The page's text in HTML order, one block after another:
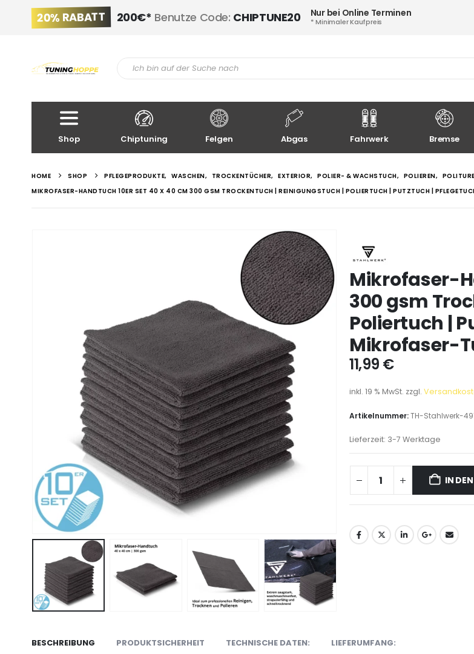
20% RABATT 200€* Benutze Code: CHIPTUNE20 Nur bei Online Terminen
* Minimaler Kaufpreis
Shop Chiptuning Felgen Abgas Fahrwerk Bremse
HOME SHOP PFLEGEPRODUKTE, WASCHEN, TROCKENTÜCHER, EXTERIOR, POLIER- & WACHSTUCH, POLIEREN,
MIKROFASER-HANDTUCH 10ER SET 40 X 40 CM 300 GSM TROCKENTUCH | REINIGUNGSTUCH | POLIERTUCH | PUTZTUCH |
Mikrofaser-
300 gsm
Poliertuch |
Mikrofaser-
11,99 €
inkl. 19 % MwSt. zzgl.
Artikelnummer:TH-Stahlwerk-
Lieferzeit: 3-7 Werktage
IN
BESCHREIBUNG PRODUKTSICHERHEIT TECHNISCHE DATEN: LIEFERUMFANG: